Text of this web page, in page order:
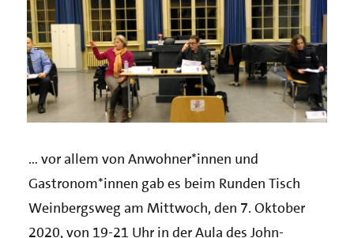
… vor allem von Anwohner*innen und
Gastronom*innen gab es beim Runden Tisch
Weinbergsweg am Mittwoch, den 7. Oktober
2020, von 19-21 Uhr in der Aula des John-